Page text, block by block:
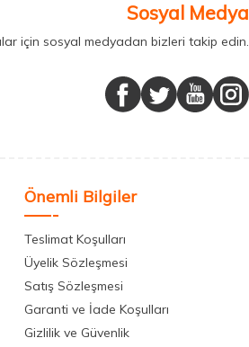
Sosyal Medya
için sosyal medyadan bizleri takip edin.
Önemli Bilgiler
Teslimat Koşulları
Üyelik Sözleşmesi
Satış Sözleşmesi
Garanti ve İade Koşulları
Gizlilik ve Güvenlik